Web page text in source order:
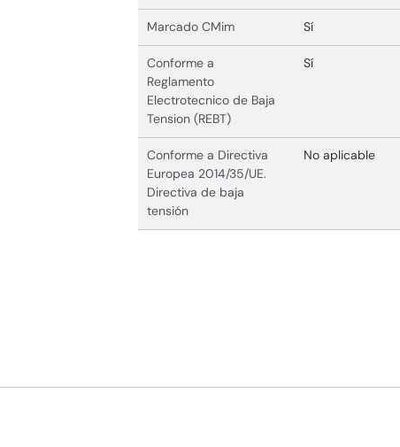
Marcado CMim Sí
Conforme a
Reglamento
Electrotecnico de Baja
Tension (REBT)
Sí
Conforme a Directiva
Europea 2014/35/UE.
Directiva de baja
tensión
No aplicable